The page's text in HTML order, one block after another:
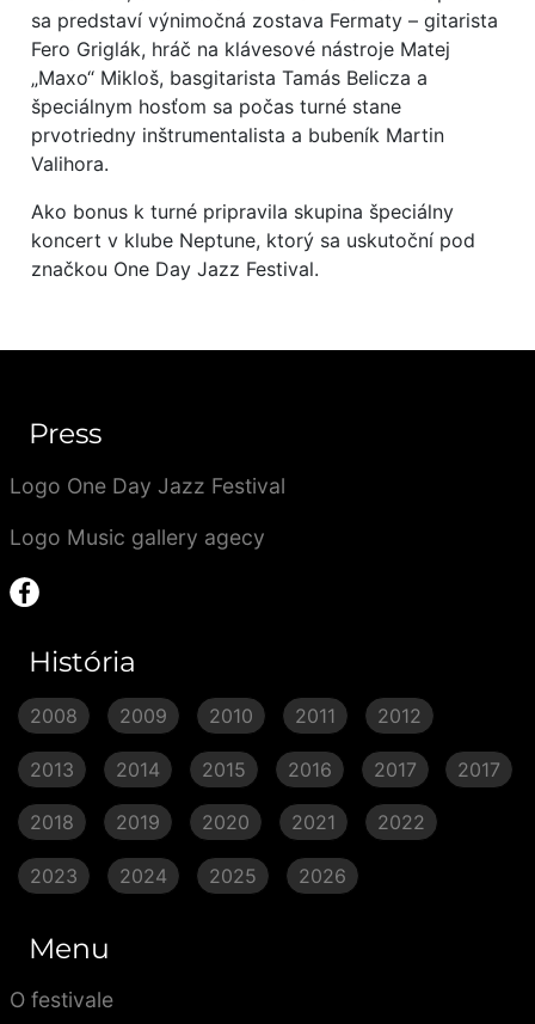
sa predstaví výnimočná zostava Fermaty – gitarista
Fero Griglák, hráč na klávesové nástroje Matej
„Maxo“ Mikloš, basgitarista Tamás Belicza a
špeciálnym hosťom sa počas turné stane
prvotriedny inštrumentalista a bubeník Martin
Valihora.
Ako bonus k turné pripravila skupina špeciálny
koncert v klube Neptune, ktorý sa uskutoční pod
značkou One Day Jazz Festival.
Press
Logo One Day Jazz Festival
Logo Music gallery agecy
História
2008 2009 2010 2011 2012
2013 2014 2015 2016 2017 2017
2018 2019 2020 2021 2022
2023 2024 2025 2026
Menu
O festivale